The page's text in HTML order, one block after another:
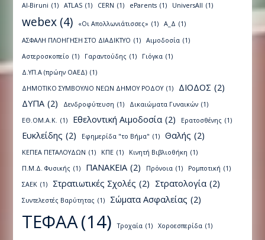
Al-Biruni (1) ATLAS (1) CERN (1) eParents (1) UniversAll (1)
webex (4) «Οι Απολλωνιάτισσες» (1) Α_Δ (1)
ΑΣΦΑΛΗ ΠΛΟΗΓΗΣΗ ΣΤΟ ΔΙΑΔΙΚΤΥΟ (1) Αιμοδοσία (1)
Αστεροσκοπείο (1) Γαραντούδης (1) Γιόγκα (1)
Δ.ΥΠ.Α (πρώην ΟΑΕΔ) (1)
ΔΗΜΟΤΙΚΟ ΣΥΜΒΟΥΛΙΟ ΝΕΩΝ ΔΗΜΟΥ ΡΟΔΟΥ (1) ΔΙΟΔΟΣ (2)
ΔΥΠΑ (2) Δενδροφύτευση (1) Δικαιώματα Γυναικών (1)
ΕΘ.ΟΜ.Α.Κ. (1) Εθελοντική Αιμοδοσία (2) Ερατοσθένης (1)
Ευκλείδης (2) Εφημερίδα "το Βήμα" (1) Θαλής (2)
ΚΕΠΕΑ ΠΕΤΑΛΟΥΔΩΝ (1) ΚΠΕ (1) Κινητή Βιβλιοθήκη (1)
Π.Μ.Δ. Φυσικής (1) ΠΑΝΑΚΕΙΑ (2) Πρόνοια (1) Ρομποτική (1)
ΣΑΕΚ (1) Στρατιωτικές Σχολές (2) Στρατολογία (2)
Συντελεστές Βαρύτητας (1) Σώματα Ασφαλείας (2)
ΤΕΦΑΑ(14) Τροχαία (1) Χοροεσπερίδα (1)